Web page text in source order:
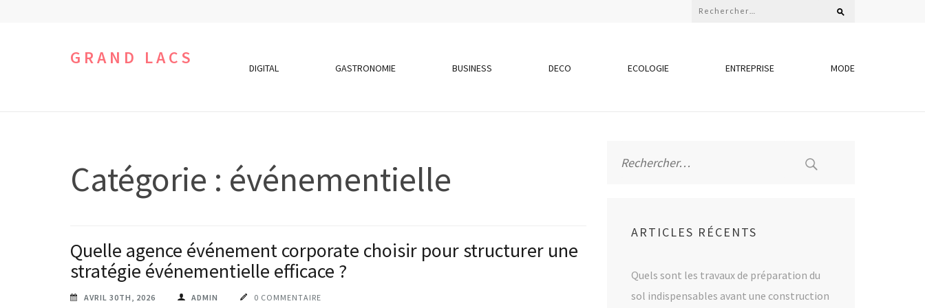
Rechercher :
GRAND LACS DIGITAL GASTRONOMIE BUSINESS DECO ECOLOGIE ENTREPRISE MODE
Catégorie : événementielle
Quelle agence événement corporate choisir pour structurer une
stratégie événementielle efficace ?
AVRIL 30TH, 2026 ADMIN 0 COMMENTAIRE
ARTICLES RÉCENTS
Quels sont les travaux de préparation du
sol indispensables avant une construction